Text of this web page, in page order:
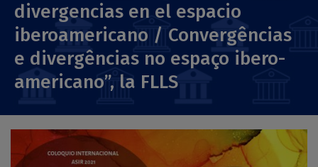
divergencias en el espacio
iberoamericano / Convergências
e divergências no espaço ibero-
americano”, la FLLS